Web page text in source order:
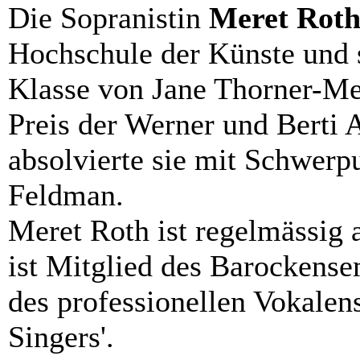
Die Sopranistin Meret
Hochschule der Künste
Klasse von Jane Thorner-
Preis der Werner und Berti
absolvierte sie mit
Feldman.
Meret Roth ist regelmässig
ist Mitglied des
des professionellen
Singers'.